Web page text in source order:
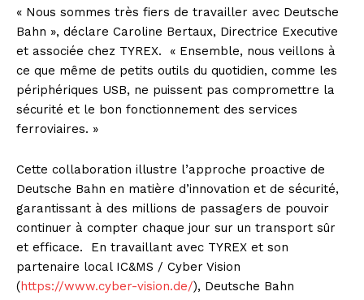
« Nous sommes très fiers de travailler avec Deutsche
Bahn », déclare Caroline Bertaux, Directrice Executive
et associée chez TYREX. « Ensemble, nous veillons à
ce que même de petits outils du quotidien, comme les
périphériques USB, ne puissent pas compromettre la
sécurité et le bon fonctionnement des services
ferroviaires. »
Cette collaboration illustre l’approche proactive de
Deutsche Bahn en matière d’innovation et de sécurité,
garantissant à des millions de passagers de pouvoir
continuer à compter chaque jour sur un transport sûr
et efficace. En travaillant avec TYREX et son
partenaire local IC&MS / Cyber Vision
(https://www.cyber-vision.de/), Deutsche Bahn